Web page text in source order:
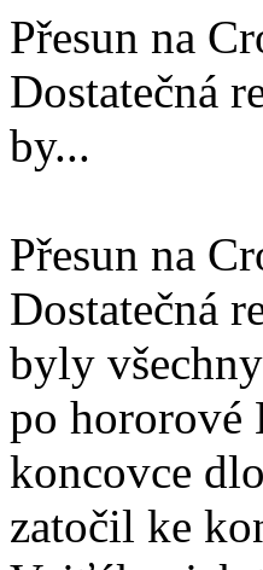
Přesun na
Dostatečná
by...
Přesun na
Dostatečná
byly
po hororové
koncovce
zatočil ke